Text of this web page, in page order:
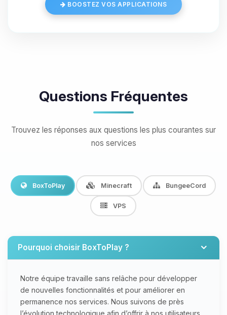
BOOSTEZ VOS APPLICATIONS
Questions Fréquentes
Trouvez les réponses aux questions les plus courantes sur
nos services
BoxToPlay Minecraft BungeeCord
VPS
Pourquoi choisir BoxToPlay ?
Notre équipe travaille sans relâche pour développer
de nouvelles fonctionnalités et pour améliorer en
permanence nos services. Nous suivons de près
l’évolution technologique afin d’offrir à nos utilisateurs